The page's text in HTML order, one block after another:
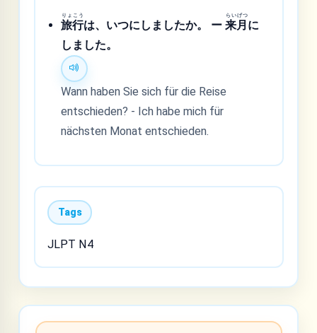
旅
りょ
行
こう
は、いつにしましたか。 ー来
らい
月
げつ
に
しました。
Wann haben Sie sich für die Reise
entschieden? - Ich habe mich für
nächsten Monat entschieden.
Tags
JLPT N4